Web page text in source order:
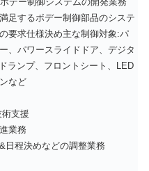
足するボデー制御部品のシステ
要求仕様決め主な制御対象:パ
、パワースライドドア、デジタ
ランプ、フロントシート、LED
など
支援
業務
日程決めなどの調整業務